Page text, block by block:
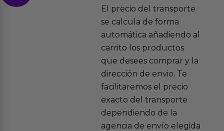
El precio del transporte
se calcula de forma
automática añadiendo al
carrito los productos
que desees comprar y la
dirección de envio. Te
facilitaremos el precio
exacto del transporte
dependiendo de la
agencia de envío elegida